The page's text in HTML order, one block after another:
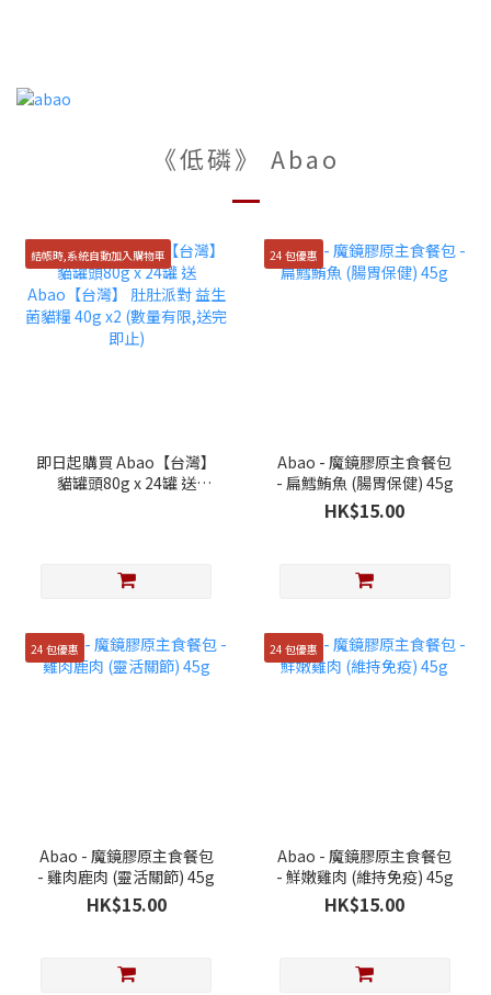
《低磷》 Abao
結帳時,系統自動加入購物車
即日起購買 Abao【台灣】
貓罐頭80g x 24罐 送
24 包優惠
Abao - 魔鏡膠原主食餐包
- 扁鱈鮪魚 (腸胃保健) 45g
HK$15.00
24 包優惠
Abao - 魔鏡膠原主食餐包
- 雞肉鹿肉 (靈活關節) 45g
HK$15.00
24 包優惠
Abao - 魔鏡膠原主食餐包
- 鮮嫩雞肉 (維持免疫) 45g
HK$15.00